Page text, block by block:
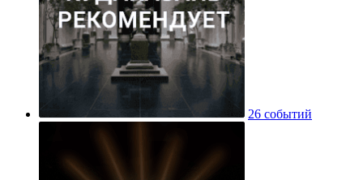
26 событий